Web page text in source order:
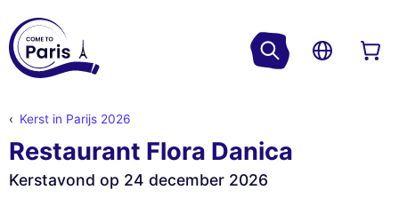
Kerst in Parijs 2026
Restaurant Flora Danica
Kerstavond op 24 december 2026